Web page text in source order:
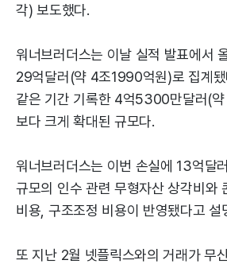
각) 보도했다.
워너브러더스는 이날 실적 발표에서
29억달러(약 4조1990억원)로 집계
같은 기간 기록한 4억5300만달러(
보다 크게 확대된 규모다.
워너브러더스는 이번 손실에 13억달
규모의 인수 관련 무형자산 상각비와
비용, 구조조정 비용이 반영됐다고 설
또 지난 2월 넷플릭스와의 거래가 무